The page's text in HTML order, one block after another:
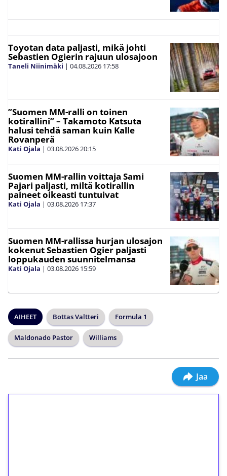
Toyotan data paljasti, mikä johti
Sebastien Ogierin rajuun ulosajoon
Taneli Niinimäki | 04.08.2026 17:58
”Suomen MM-ralli on toinen
kotirallini” – Takamoto Katsuta
halusi tehdä saman kuin Kalle
Rovanperä
Kati Ojala | 03.08.202620:15
Suomen MM-rallin voittaja Sami
Pajari paljasti, miltä kotirallin
paineet oikeasti tuntuivat
Kati Ojala | 03.08.2026 17:37
Suomen MM-rallissa hurjan ulosajon
kokenut Sebastien Ogier paljasti
loppukauden suunnitelmansa
Kati Ojala | 03.08.2026 15:59
AIHEET Bottas Valtteri Formula 1
Maldonado Pastor Williams
Jaa